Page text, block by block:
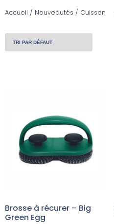
Accueil / Nouveautés / Cuisson
Brosse à récurer – Big
Green Egg